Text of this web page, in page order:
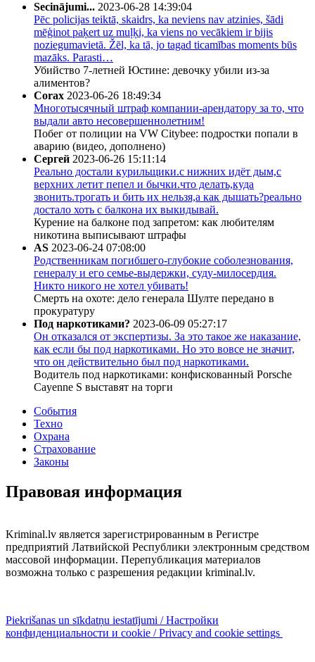
Secinājumi... 2023-06-28 14:39:04
Pēc policijas teiktā, skaidrs, ka neviens nav atzinies, šādi
mēģinot paķert uz muļķi, ka viens no vecākiem ir bijis
noziegumavietā. Žēl, ka tā, jo tagad ticamības moments būs
mazāks. Parasti…
Убийство 7-летней Юстине: девочку убили из-за
алиментов?
Corax 2023-06-26 18:49:34
Многотысячный штраф компании-арендатору за то, что
выдали авто несовершеннолетним!
Побег от полиции на VW Citybee: подростки попали в
аварию (видео, дополнено)
Сергей 2023-06-26 15:11:14
Реально достали курильщики.с нижних идёт дым,с
верхних летит пепел и бычки.что делать,куда
звонить.трогать и бить их нельзя,а как дышать?реально
достало хоть с балкона их выкидывай.
Курение на балконе под запретом: как любителям
никотина выписывают штрафы
AS 2023-06-24 07:08:00
Родственникам погибшего-глубокие соболезнования,
генералу и его семье-выдержки, суду-милосердия.
Никто никого не хотел убивать!
Смерть на охоте: дело генерала Шулте передано в
прокуратуру
Под наркотиками? 2023-06-09 05:27:17
Он отказался от экспертизы. За это такое же наказание,
как если бы под наркотиками. Но это вовсе не значит,
что он действительно был под наркотиками.
Водитель под наркотиками: конфискованный Porsche
Cayenne S выставят на торги
События
Техно
Охрана
Страхование
Законы
Правовая информация
Kriminal.lv является зарегистрированным в Регистре
предприятий Латвийской Республики электронным средством
массовой информации. Перепубликация материалов
возможна только с разрешения редакции kriminal.lv.
Piekrišanas un sīkdatņu iestatījumi / Настройки
конфиденциальности и cookie / Privacy and cookie settings